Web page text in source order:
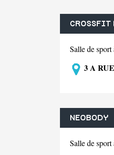
CROSSFIT
Salle de
3 A
NEOBODY
Salle de